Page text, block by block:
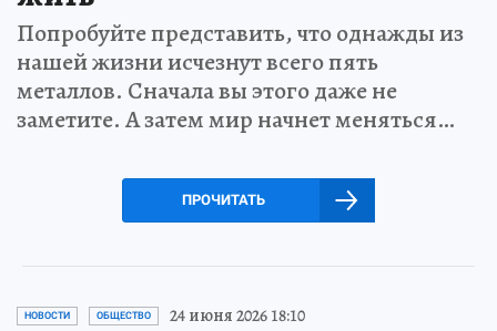
Попробуйте представить, что однажды из
нашей жизни исчезнут всего пять
металлов. Сначала вы этого даже не
заметите. А затем мир начнет меняться…
ПРОЧИТАТЬ
НОВОСТИ ОБЩЕСТВО 24 июня 2026 18:10